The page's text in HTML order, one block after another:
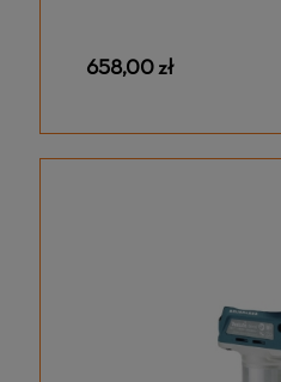
658,00 zł